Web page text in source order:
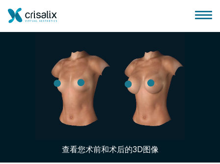
外科医生之家
查看您术前和术后的3D图像